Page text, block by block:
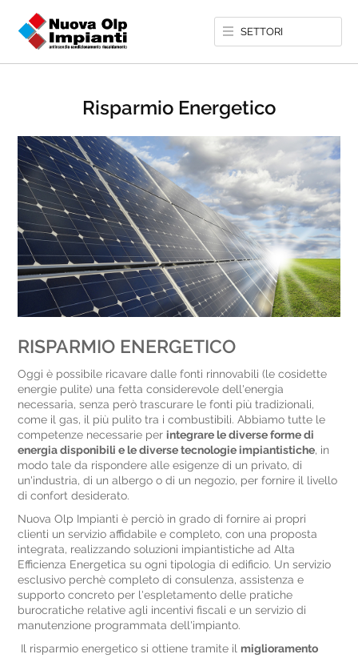
SETTORI
Risparmio Energetico
RISPARMIO ENERGETICO
Oggi è possibile ricavare dalle fonti rinnovabili (le cosidette
energie pulite) una fetta considerevole dell'energia
necessaria, senza però trascurare le fonti più tradizionali,
come il gas, il più pulito tra i combustibili. Abbiamo tutte le
competenze necessarie per integrare le diverse forme di
energia disponibili e le diverse tecnologie impiantistiche, in
modo tale da rispondere alle esigenze di un privato, di
un'industria, di un albergo o di un negozio, per fornire il livello
di confort desiderato.
Nuova Olp Impianti è perciò in grado di fornire ai propri
clienti un servizio affidabile e completo, con una proposta
integrata, realizzando soluzioni impiantistiche ad Alta
Efficienza Energetica su ogni tipologia di edificio. Un servizio
esclusivo perchè completo di consulenza, assistenza e
supporto concreto per l'espletamento delle pratiche
burocratiche relative agli incentivi fiscali e un servizio di
manutenzione programmata dell'impianto.
Il risparmio energetico si ottiene tramite ilmiglioramento